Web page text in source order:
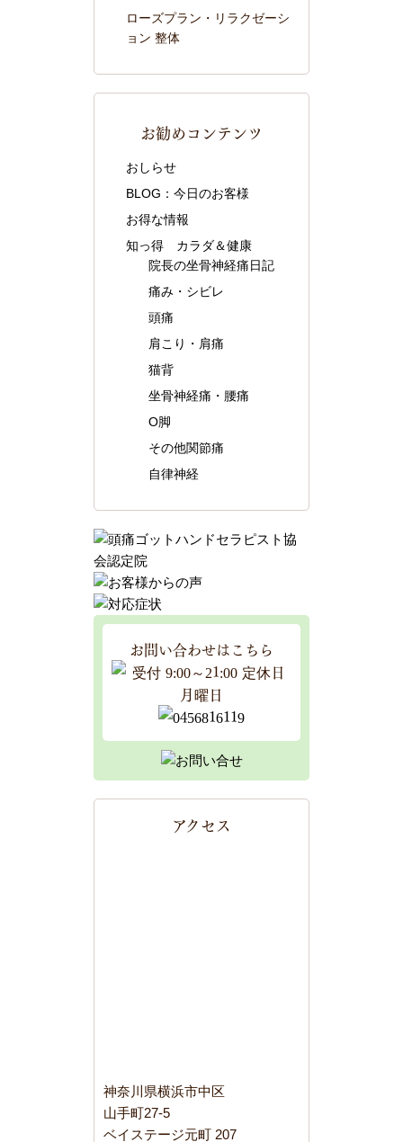
ローズプラン・リラクゼーシ
ョン 整体
お勧めコンテンツ
おしらせ
BLOG：今日のお客様
お得な情報
知っ得 カラダ＆健康
院長の坐骨神経痛日記
痛み・シビレ
頭痛
肩こり・肩痛
猫背
坐骨神経痛・腰痛
O脚
その他関節痛
自律神経
お問い合わせはこちら
アクセス
神奈川県横浜市中区
山手町27-5
ベイステージ元町 207